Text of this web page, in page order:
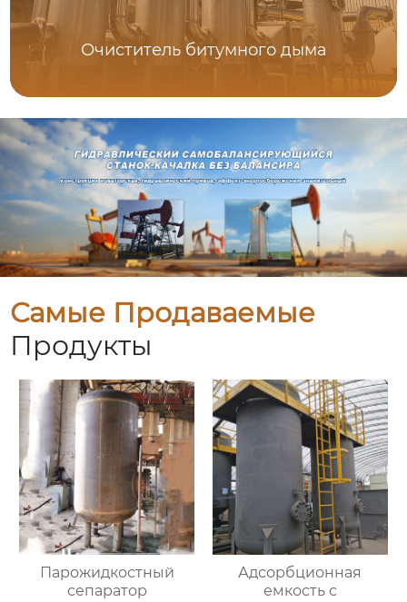
Очиститель битумного дыма
Самые Продаваемые
Продукты
Парожидкостный
сепаратор
Адсорбционная
емкость с